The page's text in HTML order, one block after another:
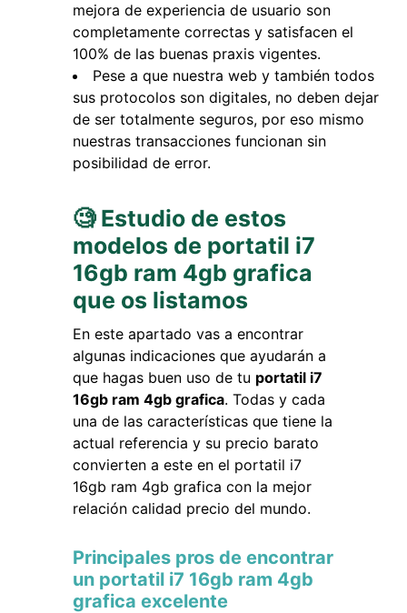
mejora de experiencia de usuario son
completamente correctas y satisfacen el
100% de las buenas praxis vigentes.
Pese a que nuestra web y también todos
sus protocolos son digitales, no deben dejar
de ser totalmente seguros, por eso mismo
nuestras transacciones funcionan sin
posibilidad de error.
🧐 Estudio de estos
modelos de portatil i7
16gb ram 4gb grafica
que os listamos
En este apartado vas a encontrar
algunas indicaciones que ayudarán a
que hagas buen uso de tu portatil i7
16gb ram 4gb grafica. Todas y cada
una de las características que tiene la
actual referencia y su precio barato
convierten a este en el portatil i7
16gb ram 4gb grafica con la mejor
relación calidad precio del mundo.
Principales pros de encontrar
un portatil i7 16gb ram 4gb
grafica excelente